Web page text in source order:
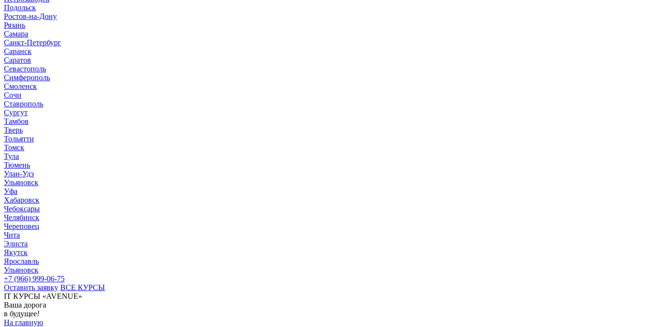
Подольск
Ростов-на-Дону
Рязань
Самара
Санкт-Петербург
Саранск
Саратов
Севастополь
Симферополь
Смоленск
Сочи
Ставрополь
Сургут
Тамбов
Тверь
Тольятти
Томск
Тула
Тюмень
Улан-Удэ
Ульяновск
Уфа
Хабаровск
Чебоксары
Челябинск
Череповец
Чита
Элиста
Якутск
Ярославль
Ульяновск
+7 (966) 999-06-75
Оставить заявку ВСЕ КУРСЫ
IT КУРСЫ «AVENUE»
Ваша дорога
в будущее!
На главную